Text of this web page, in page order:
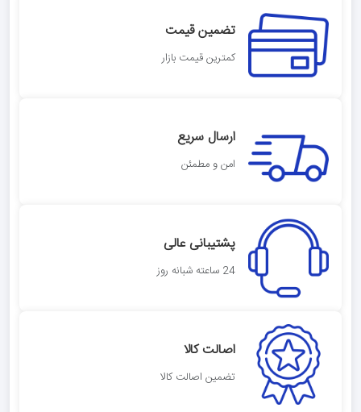
تضمین قیمت
کمترین قیمت بازار
ارسال سریع
امن و مطمئن
پشتیبانی عالی
24 ساعته شبانه روز
اصالت کالا
تضمین اصالت کالا